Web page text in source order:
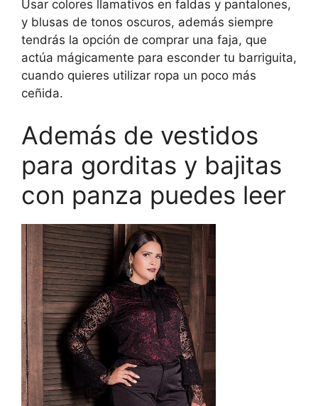
Usar colores llamativos en faldas y pantalones,
y blusas de tonos oscuros, además siempre
tendrás la opción de comprar una faja, que
actúa mágicamente para esconder tu barriguita,
cuando quieres utilizar ropa un poco más
ceñida.
Además de vestidos
para gorditas y bajitas
con panza puedes leer